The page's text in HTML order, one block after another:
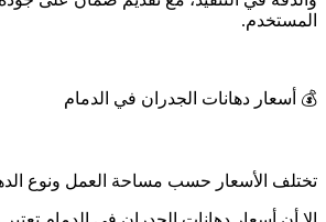
المستخدم.
💰 أسعار دهانات الجدران في الدمام
تختلف الأسعار حسب مساحة العمل ونوع